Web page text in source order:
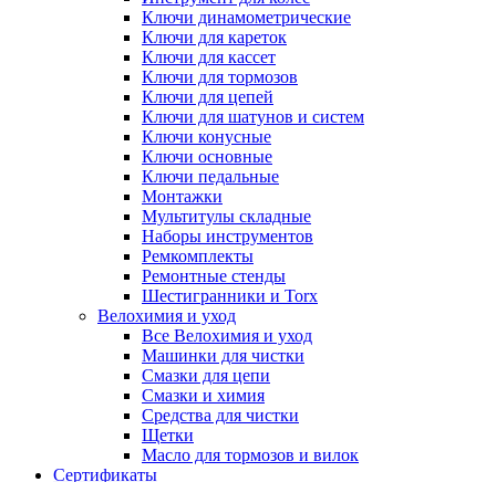
Ключи динамометрические
Ключи для кареток
Ключи для кассет
Ключи для тормозов
Ключи для цепей
Ключи для шатунов и систем
Ключи конусные
Ключи основные
Ключи педальные
Монтажки
Мультитулы складные
Наборы инструментов
Ремкомплекты
Ремонтные стенды
Шестигранники и Torx
Велохимия и уход
Все Велохимия и уход
Машинки для чистки
Смазки для цепи
Смазки и химия
Средства для чистки
Щетки
Масло для тормозов и вилок
Сертификаты